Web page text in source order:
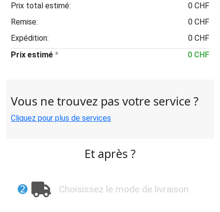
Prix total estimé:
0 CHF
Remise:
0 CHF
Expédition:
0 CHF
Prix estimé * 0 CHF
Vous ne trouvez pas votre service ?
Cliquez pour plus de services
Et après ?
➋ Choisissez le mode de livraison